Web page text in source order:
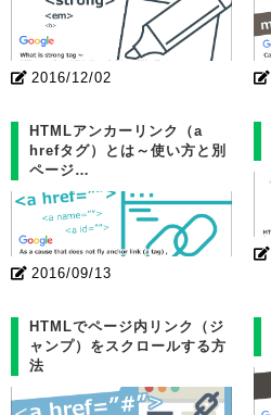
2016/12/02
HTMLアンカーリンク（a
hrefタグ）とは～使い方と別
ページ…
2016/09/13
HTMLでページ内リンク（ジ
ャンプ）をスクロールする方
法